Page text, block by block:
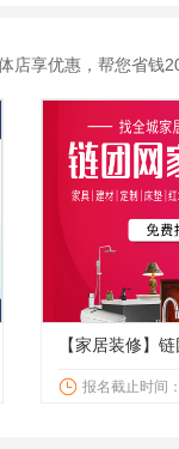
店享优惠，帮您省钱
【家居装修】
六/日举办家具
报名截止时间：